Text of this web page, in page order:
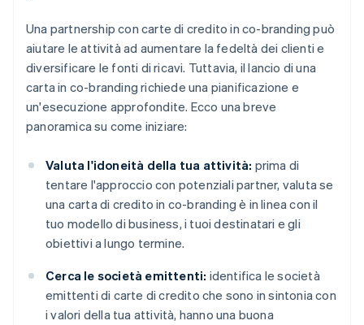
Una partnership con carte di credito in co-branding può
aiutare le attività ad aumentare la fedeltà dei clienti e
diversificare le fonti di ricavi. Tuttavia, il lancio di una
carta in co-branding richiede una pianificazione e
un'esecuzione approfondite. Ecco una breve
panoramica su come iniziare:
Valuta l'idoneità della tua attività: prima di
tentare l'approccio con potenziali partner, valuta se
una carta di credito in co-branding è in linea con il
tuo modello di business, i tuoi destinatari e gli
obiettivi a lungo termine.
Cerca le società emittenti: identifica le società
emittenti di carte di credito che sono in sintonia con
i valori della tua attività, hanno una buona